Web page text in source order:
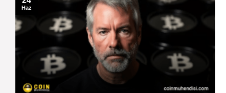
Haz